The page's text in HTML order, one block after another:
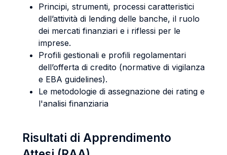
Principi, strumenti, processi caratteristici
dell’attività di lending delle banche, il ruolo
dei mercati finanziari e i riflessi per le
imprese.
Profili gestionali e profili regolamentari
dell’offerta di credito (normative di vigilanza
e EBA guidelines).
Le metodologie di assegnazione dei rating e
l'analisi finanziaria
Risultati di Apprendimento